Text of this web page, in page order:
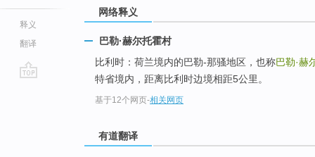
释义
翻译
网络释义
巴勒·赫尔托霍村
比利时：荷兰境内的巴勒-那骚地区，也称巴勒·赫
特省境内，距离比利时边境相距5公里。
基于12个网页-相关网页
有道翻译